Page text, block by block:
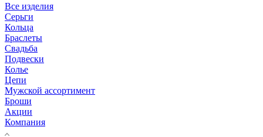
Все изделия
Серьги
Кольца
Браслеты
Свадьба
Подвески
Колье
Цепи
Мужской ассортимент
Броши
Акции
Компания